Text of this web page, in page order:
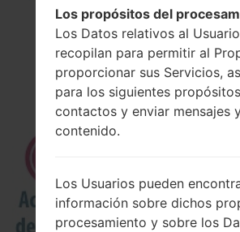
Los 5 principales Códigos
Los propósitos del
Los Datos relativos al
recopilan para permitir al
proporcionar sus Servicios,
para los siguientes
contactos y enviar mensajes
contenido.
Los Usuarios pueden
información sobre dichos
procesamiento y sobre los